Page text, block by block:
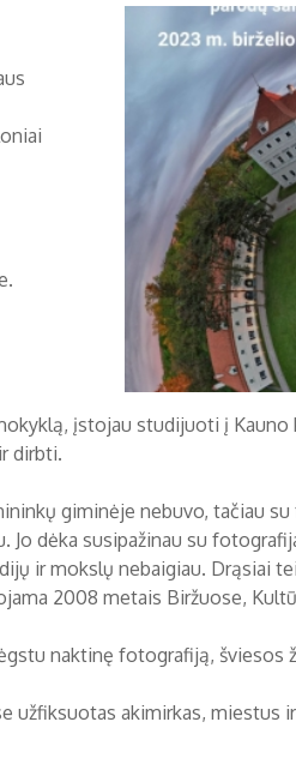
įstojau studijuoti į
dirbti.
giminėje nebuvo, tačiau
dėka susipažinau su
ir mokslų nebaigiau. Drąsiai
2008 metais Biržuose,
naktinę fotografiją, šviesos
užfiksuotas akimirkas, miestus